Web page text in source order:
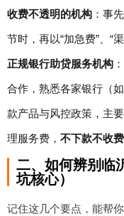
收费不透明的机构 ：事
节时，再以“加急费”、“
正规银行助贷服务机构
合作，熟悉各家银行（
款产品与风控政策，主
理服务费， 不下款不收费
二、如何辨别临
坑核心）
记住这几个要点，能帮